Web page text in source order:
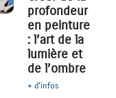
profondeur
en peinture
: l’art de la
lumière et
de l’ombre
+ d'infos